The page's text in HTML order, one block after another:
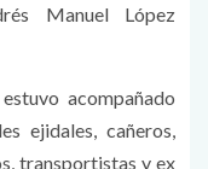
Manuel López
acompañado
ejidales, cañeros,
transportistas y ex